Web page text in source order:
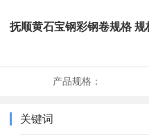
抚顺黄石宝钢彩钢卷规格 规
产品规格：
关键词